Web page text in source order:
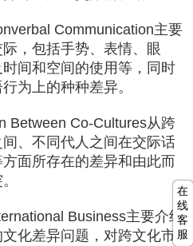
Communication主要
，包括手势、表情、眼
间和空间的使用等，同时
为上的种种差异。
Between Co-Cultures从跨
、不同代人之间在交际话
面所存在的差异和由此而
Business主要介绍
化差异问题，对跨文化市
在
线
客
服